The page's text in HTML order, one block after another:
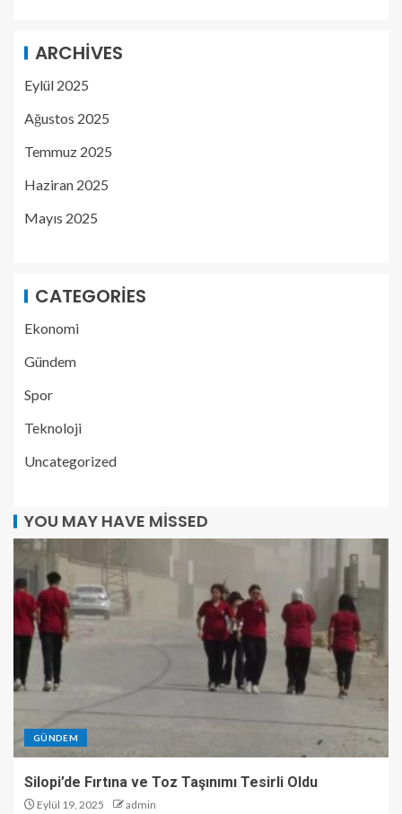
ARCHIVES
Eylül 2025
Ağustos 2025
Temmuz 2025
Haziran 2025
Mayıs 2025
CATEGORIES
Ekonomi
Gündem
Spor
Teknoloji
Uncategorized
YOU MAY HAVE MISSED
GÜNDEM
Silopi’de Fırtına ve Toz Taşınımı Tesirli Oldu
Eylül 19, 2025 admin